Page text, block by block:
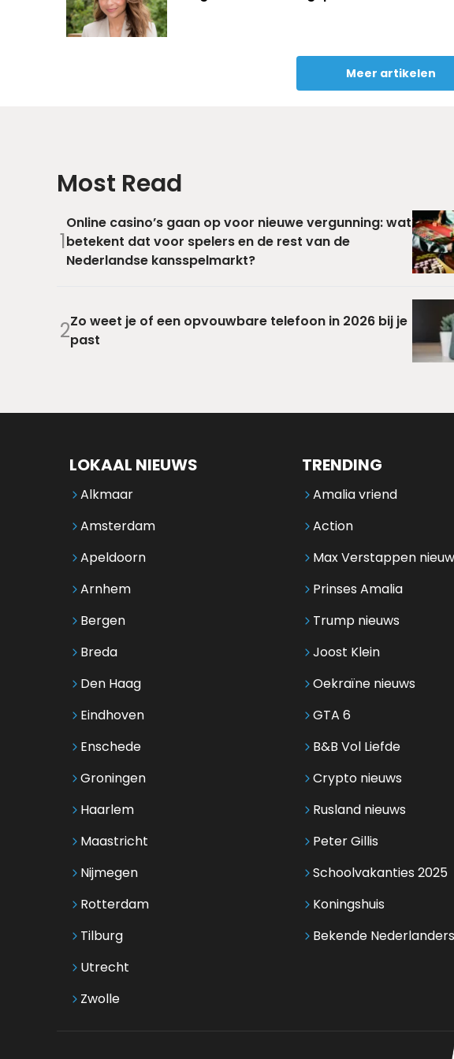
Meer artikelen
Most Read
1
Online casino’s gaan op voor nieuwe vergunning: wat
betekent dat voor spelers en de rest van de
Nederlandse kansspelmarkt?
2Zo weet je of een opvouwbare telefoon in 2026 bij je
past
LOKAAL NIEUWS
Alkmaar
Amsterdam
Apeldoorn
Arnhem
Bergen
Breda
Den Haag
Eindhoven
Enschede
Groningen
Haarlem
Maastricht
Nijmegen
Rotterdam
Tilburg
Utrecht
Zwolle
TRENDING
Amalia vriend
Action
Max Verstappen
Prinses Amalia
Trump nieuws
Joost Klein
Oekraïne nieuws
GTA 6
B&B Vol Liefde
Crypto nieuws
Rusland nieuws
Peter Gillis
Schoolvakanties 2025
Koningshuis
Bekende Nederlanders